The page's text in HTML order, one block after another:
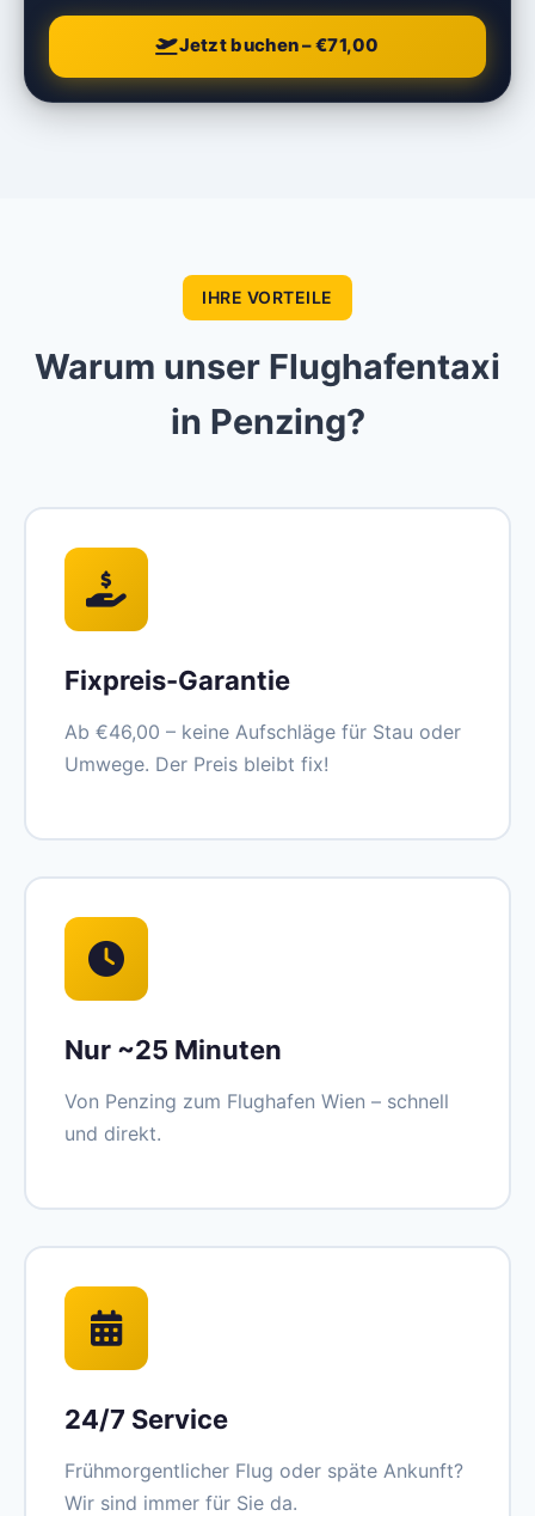
Jetzt buchen – €71,00
IHRE VORTEILE
Warum unser Flughafentaxi
in Penzing?
Fixpreis-Garantie
Ab €46,00 – keine Aufschläge für Stau oder
Umwege. Der Preis bleibt fix!
Nur ~25 Minuten
Von Penzing zum Flughafen Wien – schnell
und direkt.
24/7 Service
Frühmorgentlicher Flug oder späte Ankunft?
Wir sind immer für Sie da.